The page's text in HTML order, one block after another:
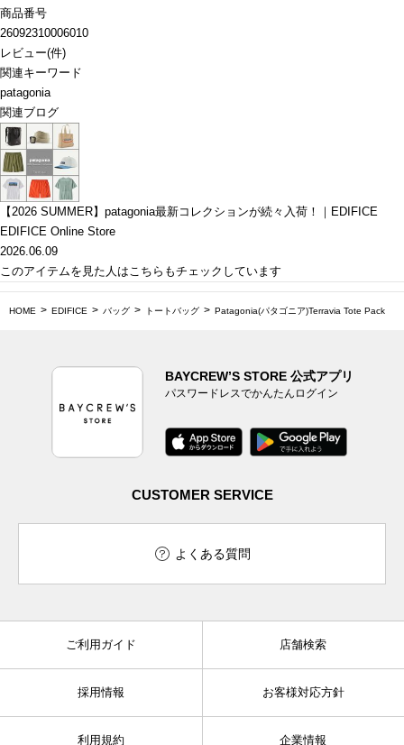
商品番号
26092310006010
レビュー(件)
関連キーワード
patagonia
関連ブログ
【2026 SUMMER】patagonia最新コレクションが続々入荷！｜EDIFICE
EDIFICE Online Store
2026.06.09
このアイテムを見た人はこちらもチェックしています
HOME EDIFICE バッグ トートバッグ Patagonia(パタゴニア)Terravia Tote Pack
BAYCREW’S STORE 公式アプリ
パスワードレスでかんたんログイン
CUSTOMER SERVICE
よくある質問
ご利用ガイド 店舗検索
採用情報 お客様対応方針
利用規約 企業情報